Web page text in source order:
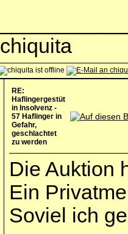
chiquita
RE:
Haflingergestüt
in Insolvenz -
57 Haflinger in
Gefahr,
geschlachtet
zu werden
Die Auktion
Ein
Soviel ich